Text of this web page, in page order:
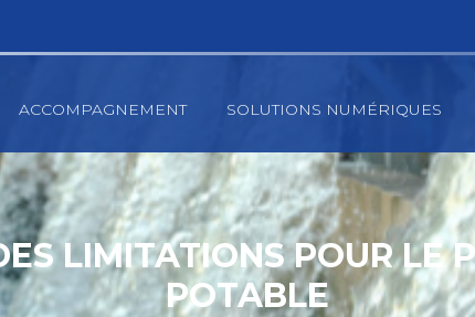
ACCOMPAGNEMENT SOLUTIONS NUMÉRIQUES
LIMITATIONS POUR LE
POTABLE